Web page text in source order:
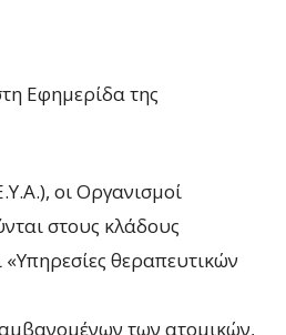
Εφημερίδα της
οι Οργανισμοί
στους κλάδους
θεραπευτικών
των ατομικών,